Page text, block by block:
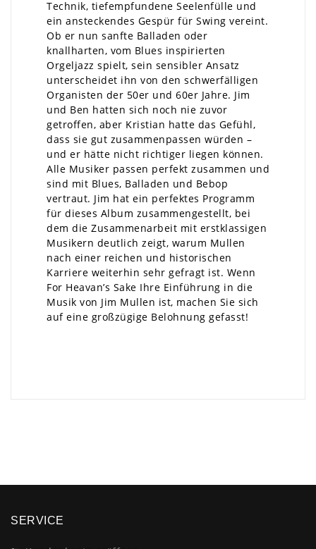
Technik, tiefempfundene Seelenfülle und
ein ansteckendes Gespür für Swing vereint.
Ob er nun sanfte Balladen oder
knallharten, vom Blues inspirierten
Orgeljazz spielt, sein sensibler Ansatz
unterscheidet ihn von den schwerfälligen
Organisten der 50er und 60er Jahre. Jim
und Ben hatten sich noch nie zuvor
getroffen, aber Kristian hatte das Gefühl,
dass sie gut zusammenpassen würden –
und er hätte nicht richtiger liegen können.
Alle Musiker passen perfekt zusammen und
sind mit Blues, Balladen und Bebop
vertraut. Jim hat ein perfektes Programm
für dieses Album zusammengestellt, bei
dem die Zusammenarbeit mit erstklassigen
Musikern deutlich zeigt, warum Mullen
nach einer reichen und historischen
Karriere weiterhin sehr gefragt ist. Wenn
For Heavan’s Sake Ihre Einführung in die
Musik von Jim Mullen ist, machen Sie sich
auf eine großzügige Belohnung gefasst!
SERVICE